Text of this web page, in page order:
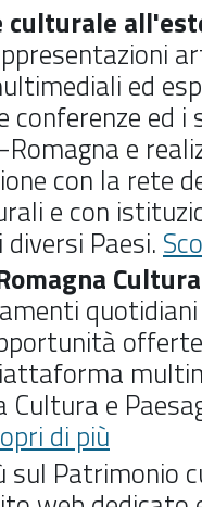
culturale
ed
conferenze ed i
Romagna e
con la rete
e con
Paesi.
Cultura
e
di più
sul Patrimonio